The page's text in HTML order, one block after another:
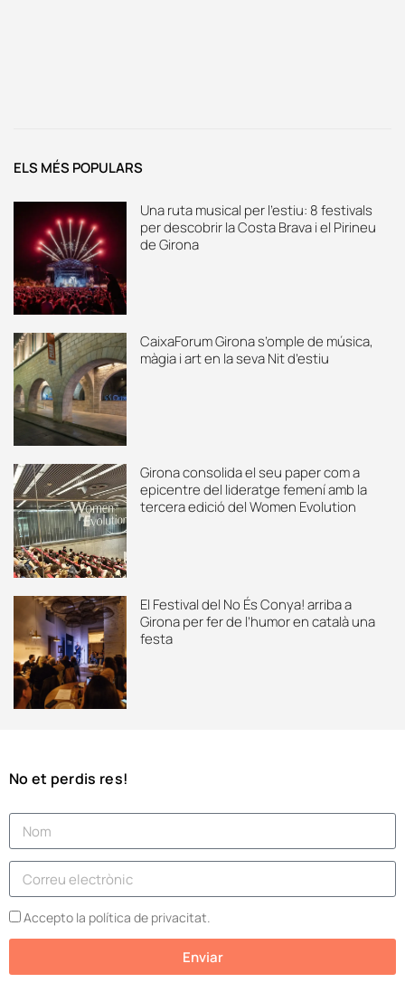
ELS MÉS POPULARS
Una ruta musical per l’estiu: 8 festivals
per descobrir la Costa Brava i el Pirineu
de Girona
CaixaForum Girona s’omple de música,
màgia i art en la seva Nit d’estiu
Girona consolida el seu paper com a
epicentre del lideratge femení amb la
tercera edició del Women Evolution
El Festival del No És Conya! arriba a
Girona per fer de l’humor en català una
festa
No et perdis res!
Accepto la política de privacitat.
Enviar